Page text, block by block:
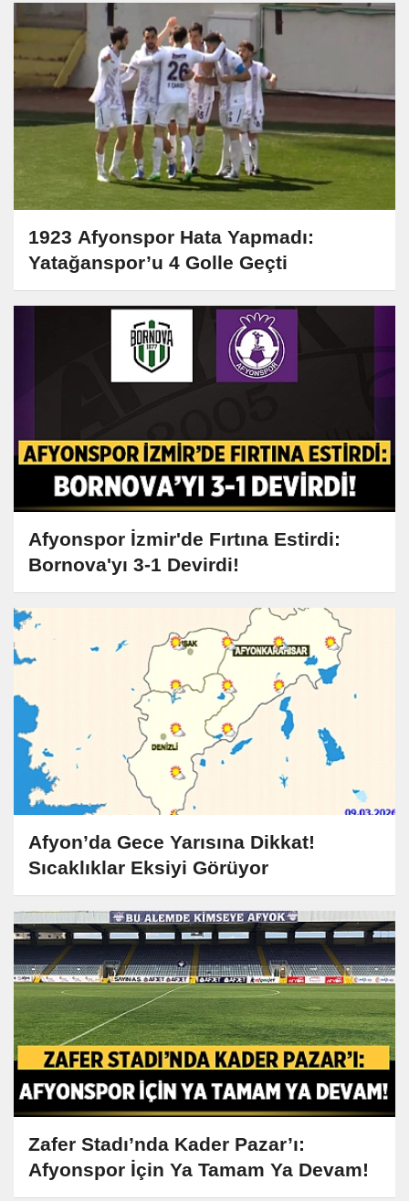
1923 Afyonspor Hata Yapmadı:
Yatağanspor’u 4 Golle Geçti
Afyonspor İzmir'de Fırtına Estirdi:
Bornova'yı 3-1 Devirdi!
Afyon’da Gece Yarısına Dikkat!
Sıcaklıklar Eksiyi Görüyor
Zafer Stadı’nda Kader Pazar’ı:
Afyonspor İçin Ya Tamam Ya Devam!